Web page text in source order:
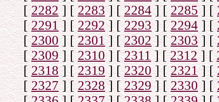
[2282] [2283] [2284] [2285] [
[2291] [2292] [2293] [2294] [
[2300] [2301] [2302] [2303] [
[ 2309] [2310] [2311] [2312] [
[2318] [2319] [2320] [2321] [
[2327] [2328] [2329 ] [2330] [